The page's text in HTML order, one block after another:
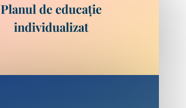
Planul de educație
individualizat